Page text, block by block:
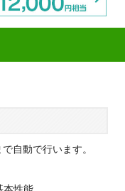
自動で行います。